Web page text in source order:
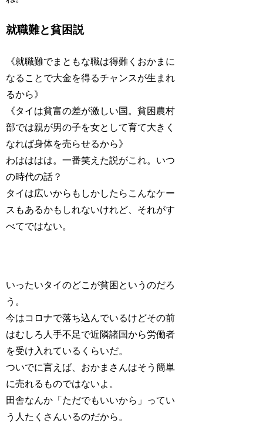
就職難と貧困説
《就職難でまともな職は得難くおかまに
なることで大金を得るチャンスが生まれ
るから》
《タイは貧富の差が激しい国。貧困農村
部では親が男の子を女として育て大きく
なれば身体を売らせるから》
わはははは。一番笑えた説がこれ。いつ
の時代の話？
タイは広いからもしかしたらこんなケー
スもあるかもしれないけれど、それがす
べてではない。
いったいタイのどこが貧困というのだろ
う。
今はコロナで落ち込んでいるけどその前
はむしろ人手不足で近隣諸国から労働者
を受け入れているくらいだ。
ついでに言えば、おかまさんはそう簡単
に売れるものではないよ。
田舎なんか「ただでもいいから」ってい
う人たくさんいるのだから。